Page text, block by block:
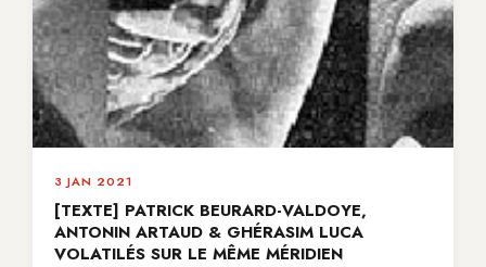
3 JAN 2021
[TEXTE] PATRICK BEURARD-VALDOYE,
ANTONIN ARTAUD & GHÉRASIM LUCA
VOLATILÉS SUR LE MÊME MÉRIDIEN